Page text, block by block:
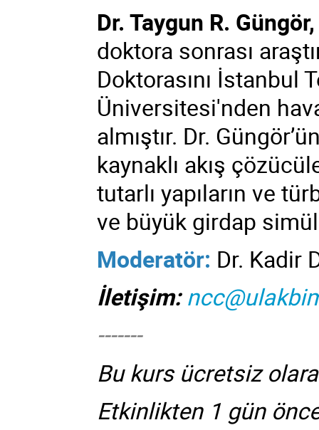
Dr. Taygun R. Güngör,
doktora sonrası
Doktorasını İstanbul
Üniversitesi'nden
almıştır. Dr.
kaynaklı akış
tutarlı yapıların ve
ve büyük girdap
Moderatör: Dr. Kadir
İletişim:
-------
Bu kurs ücretsiz
Etkinlikten 1 gün